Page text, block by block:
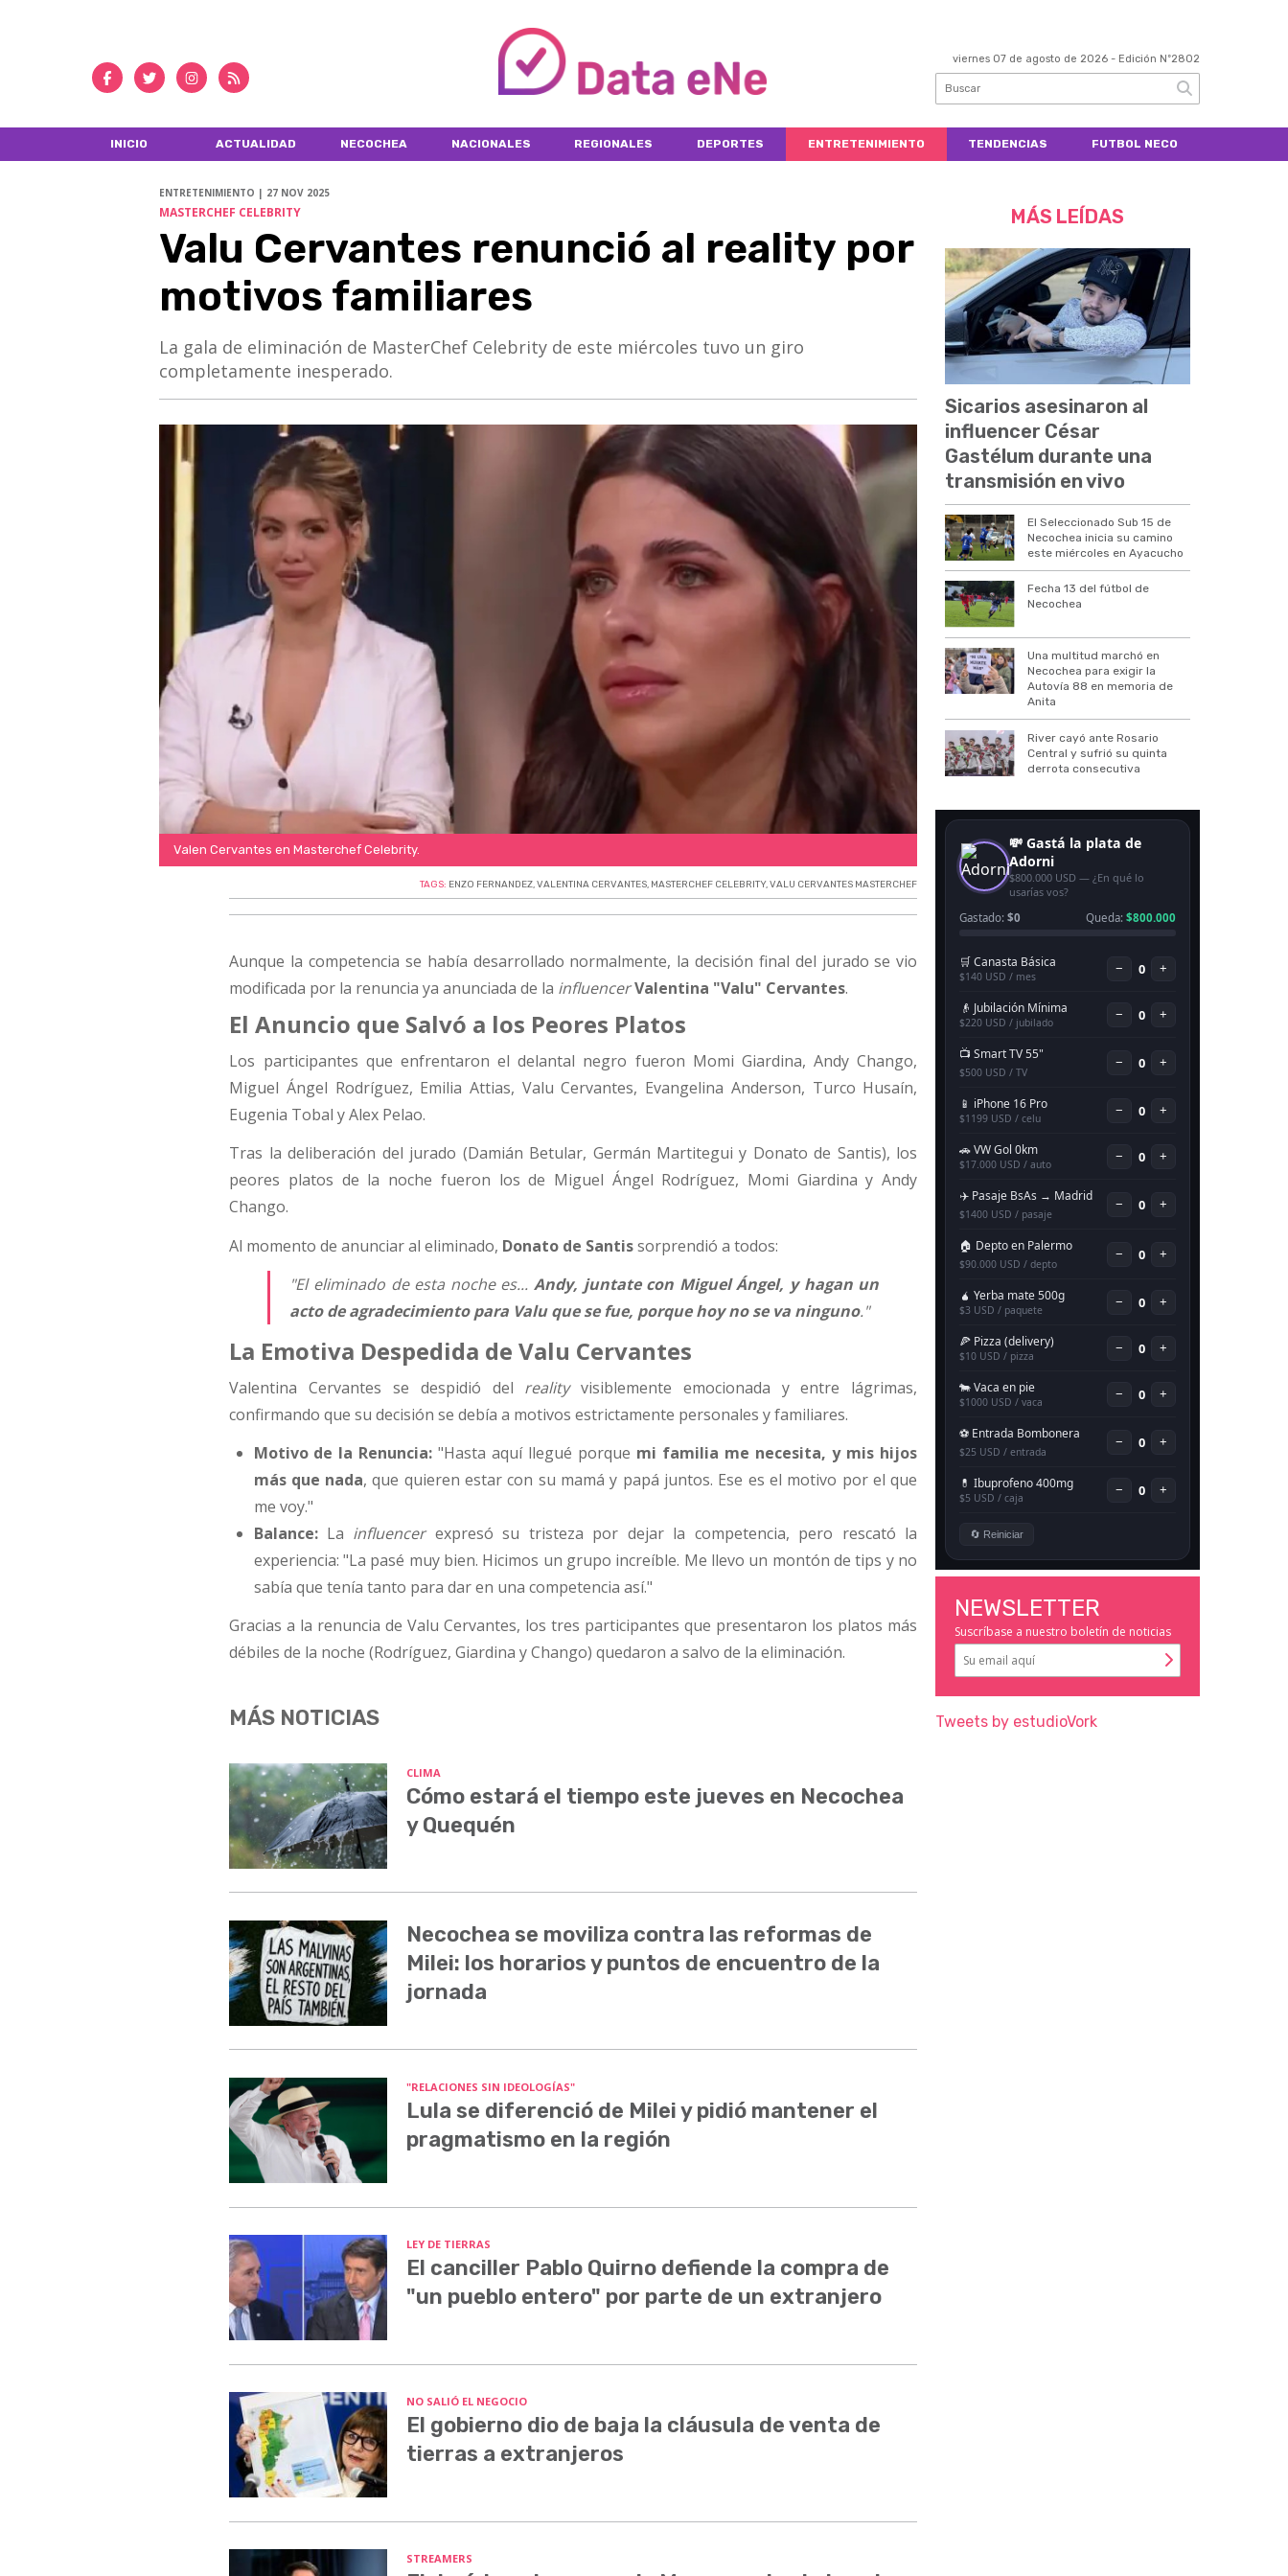
viernes 07 de agosto de 2026 - Edición Nº2802
INICIO ACTUALIDAD NECOCHEA NACIONALES REGIONALES DEPORTES ENTRETENIMIENTO TENDENCIAS FUTBOL NECO
ENTRETENIMIENTO | 27 NOV 2025
MASTERCHEF CELEBRITY
Valu Cervantes renunció al reality por
motivos familiares
La gala de eliminación de MasterChef Celebrity de este miércoles tuvo un giro
completamente inesperado.
Valen Cervantes en Masterchef Celebrity. Valen Cervantes en Masterchef Celebrity.
TAGS: ENZO FERNANDEZ,VALENTINA CERVANTES, MASTERCHEF CELEBRITY,VALU CERVANTES MASTERCHEF
Aunque la competencia se había desarrollado normalmente, la decisión final del jurado se vio
modificada por la renuncia ya anunciada de la influencerValentina "Valu" Cervantes.
El Anuncio que Salvó a los Peores Platos
Los participantes que enfrentaron el delantal negro fueron Momi Giardina, Andy Chango,
Miguel Ángel Rodríguez, Emilia Attias, Valu Cervantes, Evangelina Anderson, Turco Husaín,
Eugenia Tobal y Alex Pelao.
Tras la deliberación del jurado (Damián Betular, Germán Martitegui y Donato de Santis), los
peores platos de la noche fueron los de Miguel Ángel Rodríguez, Momi Giardina y Andy
Chango.
Al momento de anunciar al eliminado, Donato de Santissorprendió a todos:
"El eliminado de esta noche es... Andy, juntate con Miguel Ángel, y hagan un
acto de agradecimiento para Valu que se fue, porque hoy no se va ninguno."
La Emotiva Despedida de Valu Cervantes
Valentina Cervantes se despidió del realityvisiblemente emocionada y entre lágrimas,
confirmando que su decisión se debía a motivos estrictamente personales y familiares.
Motivo de la Renuncia: "Hasta aquí llegué porque mi familia me necesita, y mis hijos
más que nada, que quieren estar con su mamá y papá juntos. Ese es el motivo por el que
me voy."
Balance:La influencerexpresó su tristeza por dejar la competencia, pero rescató la
experiencia: "La pasé muy bien. Hicimos un grupo increíble. Me llevo un montón de tips y no
sabía que tenía tanto para dar en una competencia así."
Gracias a la renuncia de Valu Cervantes, los tres participantes que presentaron los platos más
débiles de la noche (Rodríguez, Giardina y Chango) quedaron a salvo de la eliminación.
MÁS NOTICIAS
CLIMA
Cómo estará el tiempo este jueves en Necochea
y Quequén
Necochea se moviliza contra las reformas de
Milei: los horarios y puntos de encuentro de la
jornada
"RELACIONES SIN IDEOLOGÍAS"
Lula se diferenció de Milei y pidió mantener el
pragmatismo en la región
LEY DE TIERRAS
El canciller Pablo Quirno defiende la compra de
"un pueblo entero" por parte de un extranjero
NO SALIÓ EL NEGOCIO
El gobierno dio de baja la cláusula de venta de
tierras a extranjeros
STREAMERS
MÁS LEÍDAS
Sicarios asesinaron al
influencer César
Gastélum durante una
transmisión en vivo
El Seleccionado Sub 15 de
Necochea inicia su camino
este miércoles en Ayacucho
Fecha 13 del fútbol de
Necochea
Una multitud marchó en
Necochea para exigir la
Autovía 88 en memoria de
Anita
River cayó ante Rosario
Central y sufrió su quinta
derrota consecutiva
NEWSLETTER
Suscríbase a nuestro boletín de noticias
Tweets by estudioVork